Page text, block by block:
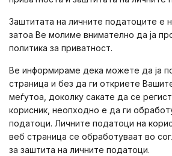
Заштитата на личните податоците е
затоа Ве молиме внимателно да ја
политика за приватност.
Ве информираме дека можете да ја
страница и без да ги откриете
меѓутоа, доколку сакате да се
корисник, неопходно е да ги
податоци. Личните податоци на
веб страница се обработуваат во
за заштита на личните податоци.